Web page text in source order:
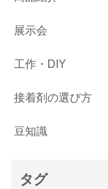
展示会
工作・DIY
接着剤の選び方
豆知識
タグ